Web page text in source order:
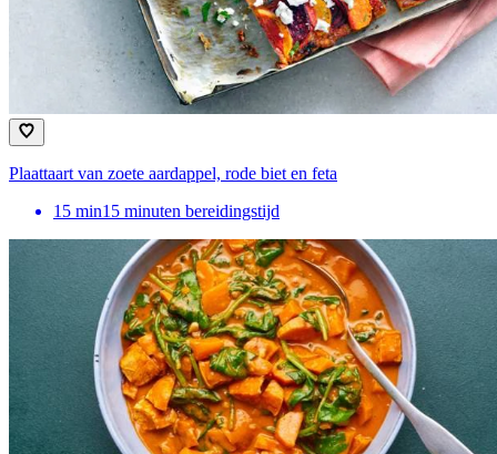
Plaattaart van zoete aardappel, rode biet en feta
15 min15 minuten bereidingstijd